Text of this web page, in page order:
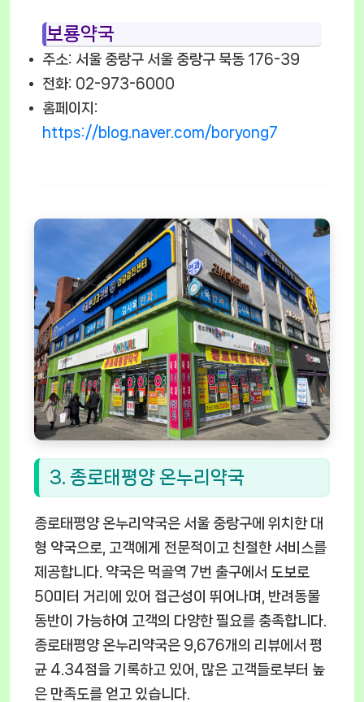
보룡약국
주소: 서울 중랑구 서울 중랑구 묵동 176-39
전화: 02-973-6000
홈페이지:
https://blog.naver.com/boryong7
3. 종로태평양 온누리약국
종로태평양 온누리약국은 서울 중랑구에 위치한 대
형 약국으로, 고객에게 전문적이고 친절한 서비스를
제공합니다. 약국은 먹골역 7번 출구에서 도보로
50미터 거리에 있어 접근성이 뛰어나며, 반려동물
동반이 가능하여 고객의 다양한 필요를 충족합니다.
종로태평양 온누리약국은 9,676개의 리뷰에서 평
균 4.34점을 기록하고 있어, 많은 고객들로부터 높
은 만족도를 얻고 있습니다.